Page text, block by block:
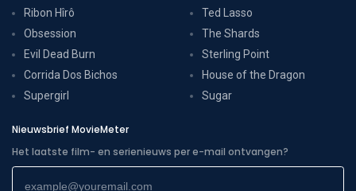
Ribon Hîrô
Obsession
Evil Dead Burn
Corrida Dos Bichos
Supergirl
Ted Lasso
The Shards
Sterling Point
House of the Dragon
Sugar
Nieuwsbrief MovieMeter
Het laatste film- en serienieuws per e-mail ontvangen?